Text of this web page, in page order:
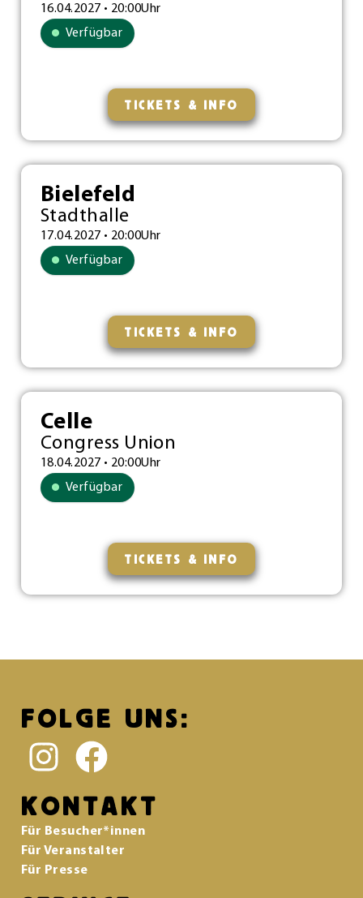
16.04.2027 • 20:00Uhr
Verfügbar
TICKETS & INFO
Bielefeld
Stadthalle
17.04.2027 • 20:00Uhr
Verfügbar
TICKETS & INFO
Celle
Congress Union
18.04.2027 • 20:00Uhr
Verfügbar
TICKETS & INFO
FOLGE UNS:
KONTAKT
Für Besucher*innen
Für Veranstalter
Für Presse